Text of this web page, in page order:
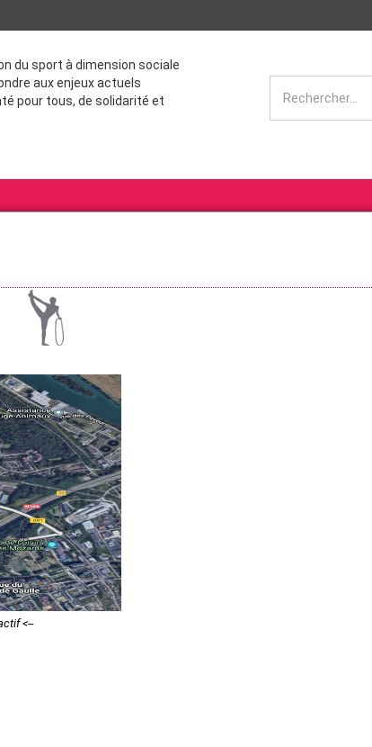
du sport à dimension sociale
aux enjeux actuels
pour tous, de solidarité et
<--